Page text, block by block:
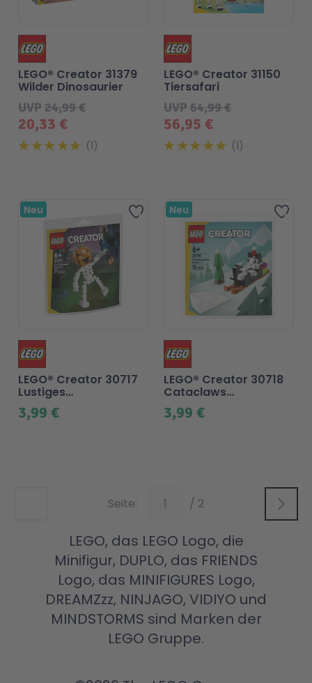
20,33 €
UVP24,99 €
LEGO® Creator 31379
Wilder Dinosaurier
1
56,95 €
UVP64,99 €
LEGO® Creator 31150
Tiersafari
1
Zur Wunschliste
Neu
3,99 €
LEGO® Creator 30717
Lustiges
Halloweenskelett
Neu
3,99 €
LEGO® Creator 30718
Cataclaws
Schneeabenteuer
Seite: Unten / 2
LEGO, das LEGO Logo, die
Minifigur, DUPLO, das FRIENDS
Logo, das MINIFIGURES Logo,
DREAMZzz, NINJAGO, VIDIYO und
MINDSTORMS sind Marken der
LEGO Gruppe.